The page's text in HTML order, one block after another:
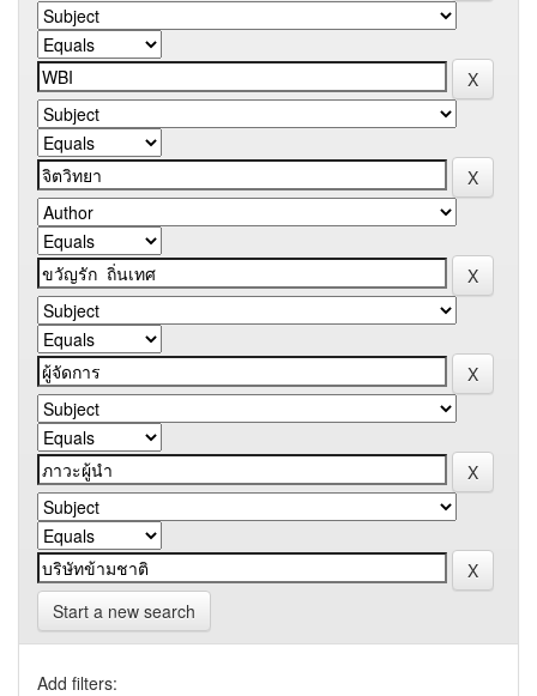
Start a new search
Add filters: